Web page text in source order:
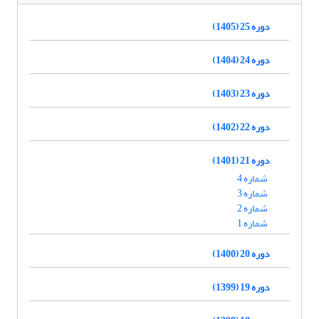
دوره 25 (1405)
دوره 24 (1404)
دوره 23 (1403)
دوره 22 (1402)
دوره 21 (1401)
شماره 4
شماره 3
شماره 2
شماره 1
دوره 20 (1400)
دوره 19 (1399)